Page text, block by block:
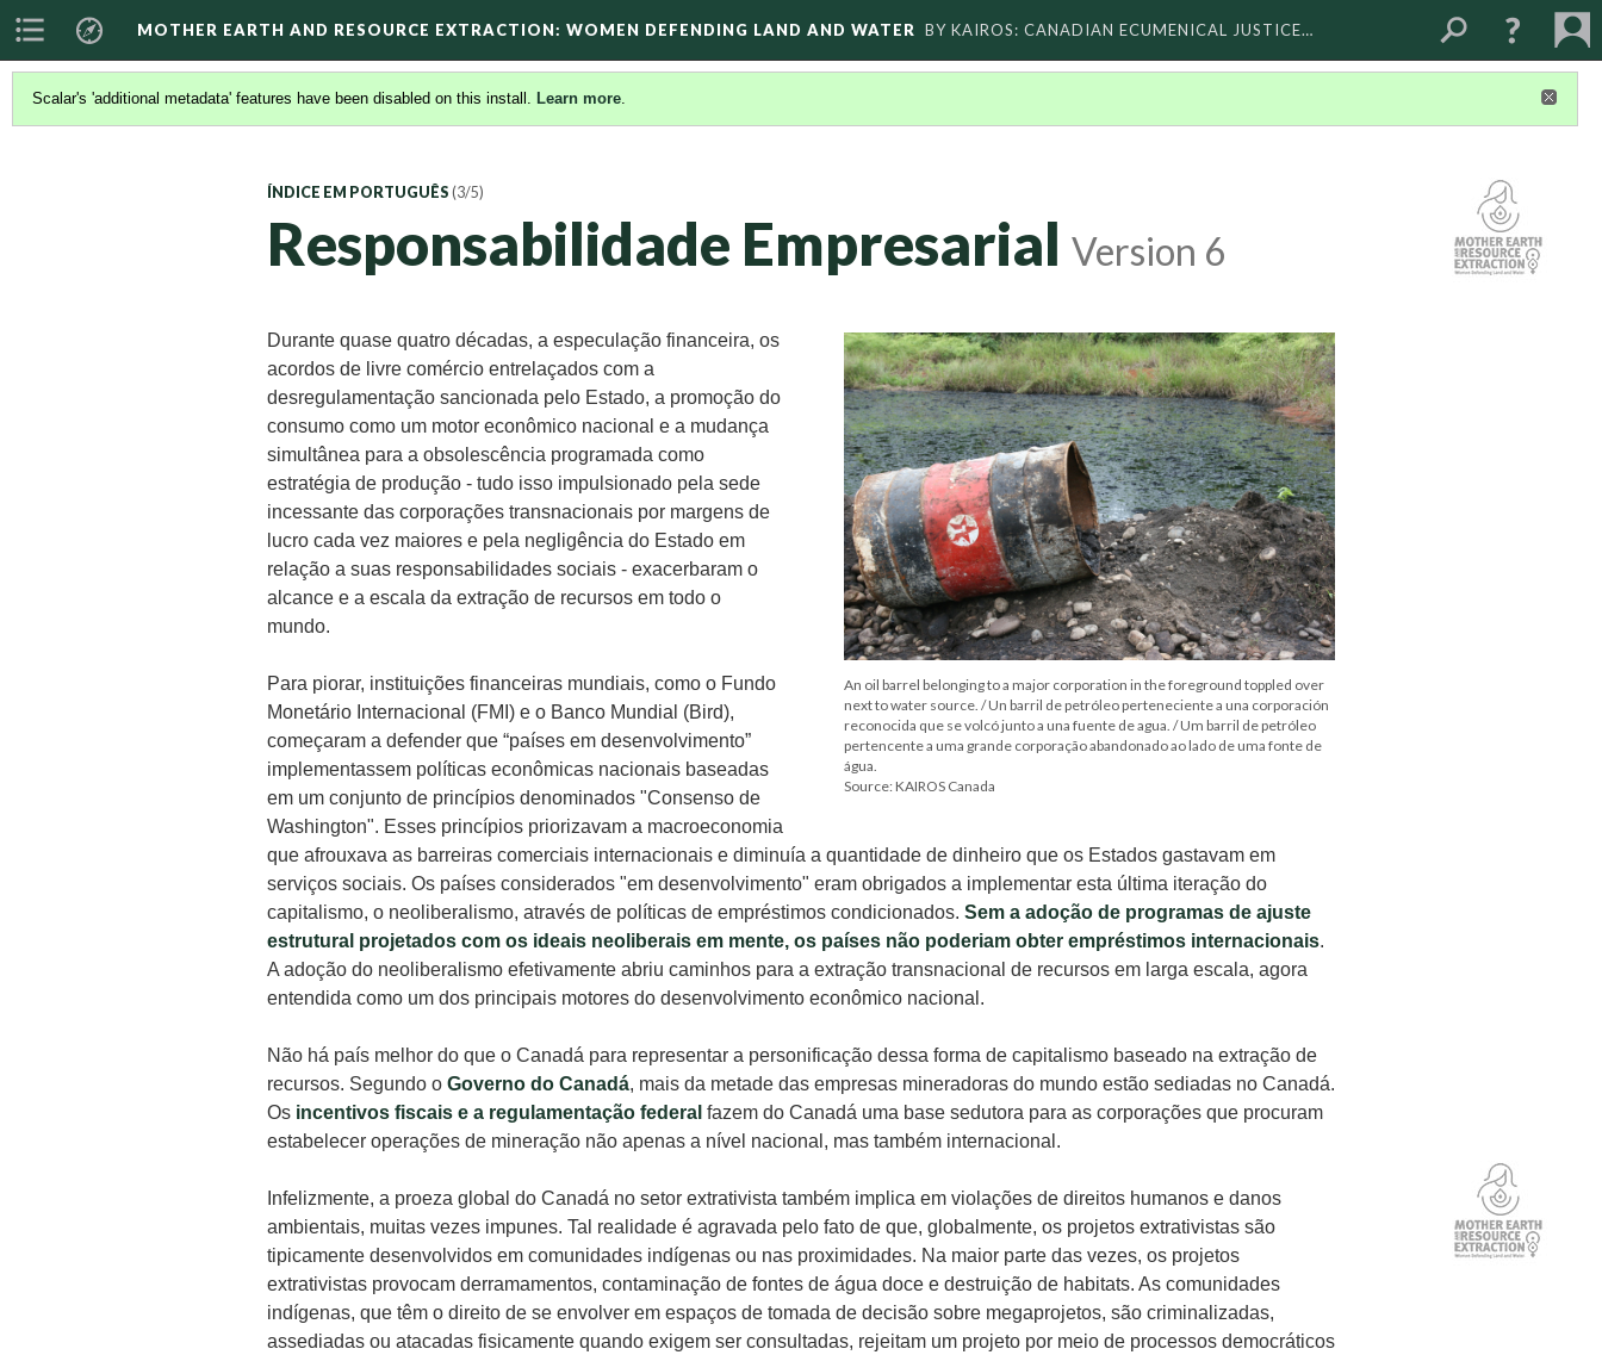
MOTHER EARTH AND RESOURCE EXTRACTION: WOMEN DEFENDING LAND AND WATER BY KAIROS: CANADIAN ECUMENICAL JUSTICE…
Scalar's 'additional metadata' features have been disabled on this install. Learn more.
ÍNDICE EM PORTUGUÊS (3/5)
Responsabilidade Empresarial Version 6
An oil barrel belonging to a major corporation in the foreground toppled over
next to water source. / Un barril de petróleo perteneciente a una corporación
reconocida que se volcó junto a una fuente de agua. / Um barril de petróleo
pertencente a uma grande corporação abandonado ao lado de uma fonte de
água.
Source: KAIROS Canada
Durante quase quatro décadas, a especulação financeira, os
acordos de livre comércio entrelaçados com a
desregulamentação sancionada pelo Estado, a promoção do
consumo como um motor econômico nacional e a mudança
simultânea para a obsolescência programada como
estratégia de produção - tudo isso impulsionado pela sede
incessante das corporações transnacionais por margens de
lucro cada vez maiores e pela negligência do Estado em
relação a suas responsabilidades sociais - exacerbaram o
alcance e a escala da extração de recursos em todo o
mundo.
Para piorar, instituições financeiras mundiais, como o Fundo
Monetário Internacional (FMI) e o Banco Mundial (Bird),
começaram a defender que “países em desenvolvimento”
implementassem políticas econômicas nacionais baseadas
em um conjunto de princípios denominados "Consenso de
Washington". Esses princípios priorizavam a macroeconomia
que afrouxava as barreiras comerciais internacionais e diminuía a quantidade de dinheiro que os Estados gastavam em
serviços sociais. Os países considerados "em desenvolvimento" eram obrigados a implementar esta última iteração do
capitalismo, o neoliberalismo, através de políticas de empréstimos condicionados. Sem a adoção de programas de ajuste
estrutural projetados com os ideais neoliberais em mente, os países não poderiam obter empréstimos internacionais.
A adoção do neoliberalismo efetivamente abriu caminhos para a extração transnacional de recursos em larga escala, agora
entendida como um dos principais motores do desenvolvimento econômico nacional.
Não há país melhor do que o Canadá para representar a personificação dessa forma de capitalismo baseado na extração de
recursos. Segundo o Governo do Canadá, mais da metade das empresas mineradoras do mundo estão sediadas no Canadá.
Os incentivos fiscais e a regulamentação federal fazem do Canadá uma base sedutora para as corporações que procuram
estabelecer operações de mineração não apenas a nível nacional, mas também internacional.
Infelizmente, a proeza global do Canadá no setor extrativista também implica em violações de direitos humanos e danos
ambientais, muitas vezes impunes. Tal realidade é agravada pelo fato de que, globalmente, os projetos extrativistas são
tipicamente desenvolvidos em comunidades indígenas ou nas proximidades. Na maior parte das vezes, os projetos
extrativistas provocam derramamentos, contaminação de fontes de água doce e destruição de habitats. As comunidades
indígenas, que têm o direito de se envolver em espaços de tomada de decisão sobre megaprojetos, são criminalizadas,
assediadas ou atacadas fisicamente quando exigem ser consultadas, rejeitam um projeto por meio de processos democráticos